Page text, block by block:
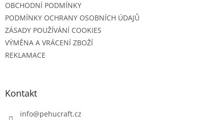
OBCHODNÍ PODMÍNKY
PODMÍNKY OCHRANY OSOBNÍCH ÚDAJŮ
ZÁSADY POUŽÍVÁNÍ COOKIES
VÝMĚNA A VRÁCENÍ ZBOŽÍ
REKLAMACE
Kontakt
info@pehucraft.cz